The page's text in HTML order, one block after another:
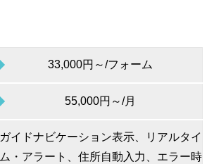
33,000円～/フォーム
55,000円～/月
ガイドナビケーション表示、リアルタイ
ム・アラート、住所自動入力、エラー時